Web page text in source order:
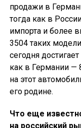
продажи в
тогда как в
импорта и более
3504 таких
сегодня
как в Германии —
на этот
его родине.
Что еще
на российский